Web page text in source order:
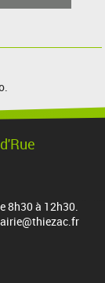
8h30 à 12h30.